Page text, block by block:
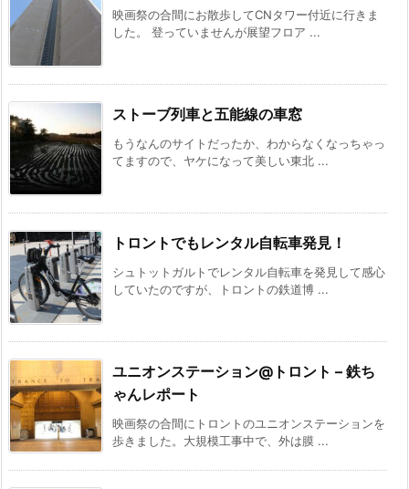
映画祭の合間にお散歩してCNタワー付近に行きま
した。 登っていませんが展望フロア ...
ストーブ列車と五能線の車窓
もうなんのサイトだったか、わからなくなっちゃっ
てますので、ヤケになって美しい東北 ...
トロントでもレンタル自転車発見！
シュトットガルトでレンタル自転車を発見して感心
していたのですが、トロントの鉄道博 ...
ユニオンステーション@トロント – 鉄ち
ゃんレポート
映画祭の合間にトロントのユニオンステーションを
歩きました。大規模工事中で、外は膜 ...